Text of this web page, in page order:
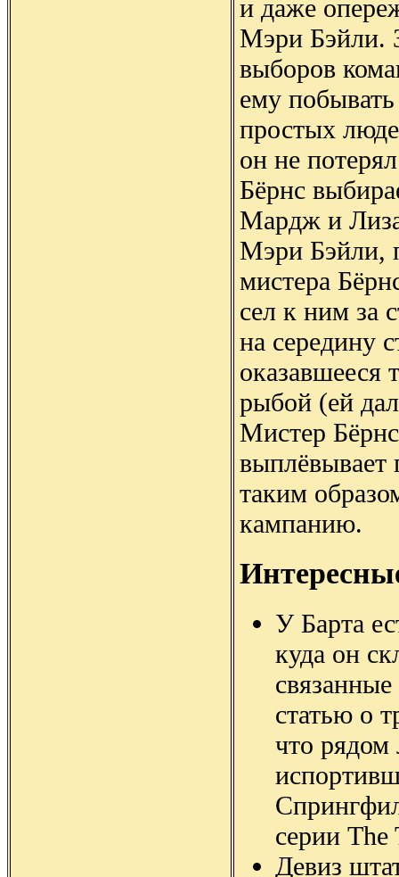
и даже
Мэри Бэйли.
выборов
ему
простых
он не
Бёрнс
Мардж и
Мэри Бэйли,
мистера
сел к ним за
на середину
оказавшееся
рыбой (ей
Мистер
выплёвывает
таким
кампанию.
У Барта
куда он
статью о
что рядом
серии The
Девиз